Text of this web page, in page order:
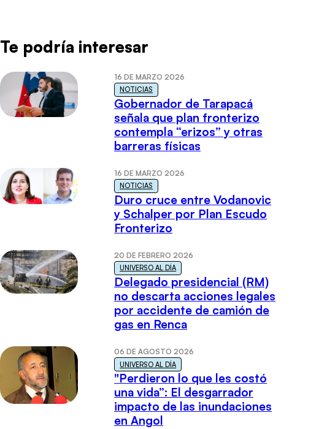
Te podría interesar
16 DE MARZO 2026
NOTICIAS
Gobernador de Tarapacá
señala que plan fronterizo
contempla “erizos” y otras
barreras físicas
16 DE MARZO 2026
NOTICIAS
Duro cruce entre Vodanovic
y Schalper por Plan Escudo
Fronterizo
20 DE FEBRERO 2026
UNIVERSO AL DÍA
Delegado presidencial (RM)
no descarta acciones legales
por accidente de camión de
gas en Renca
06 DE AGOSTO 2026
UNIVERSO AL DÍA
"Perdieron lo que les costó
una vida”: El desgarrador
impacto de las inundaciones
en Angol